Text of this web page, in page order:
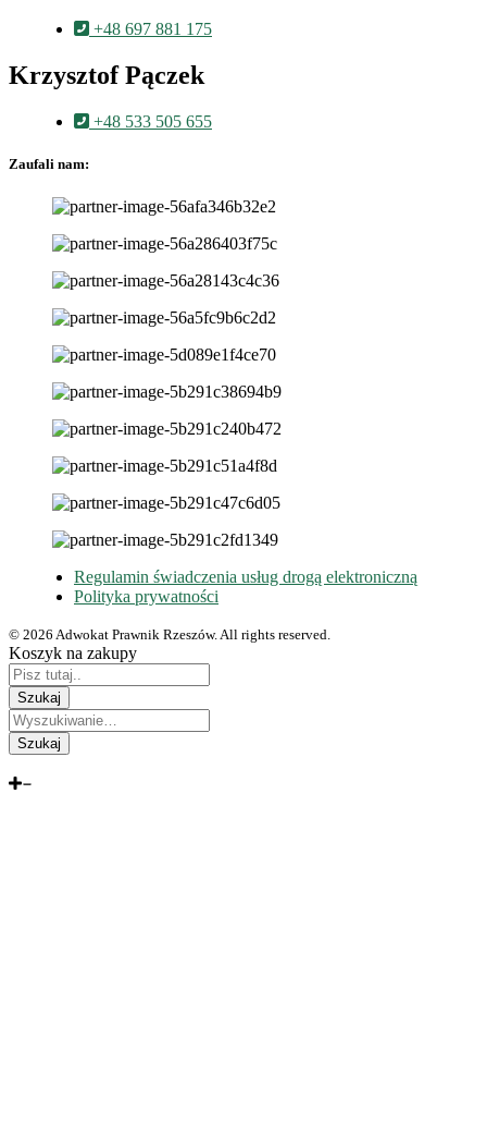
+48 697 881 175
Krzysztof Pączek
+48 533 505 655
Zaufali nam:
Regulamin świadczenia usług drogą elektroniczną
Polityka prywatności
© 2026 Adwokat Prawnik Rzeszów. All rights reserved.
Koszyk na zakupy